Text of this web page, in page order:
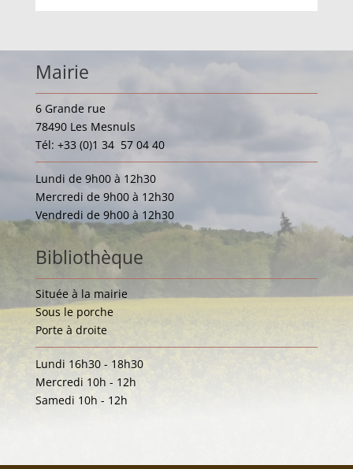
Mairie
6 Grande rue
78490 Les Mesnuls
Tél: +33 (0)1 34 57 04 40
Lundi de 9h00 à 12h30
Mercredi de 9h00 à 12h30
Vendredi de 9h00 à 12h30
Bibliothèque
Située à la mairie
Sous le porche
Porte à droite
Lundi 16h30 - 18h30
Mercredi 10h - 12h
Samedi 10h - 12h